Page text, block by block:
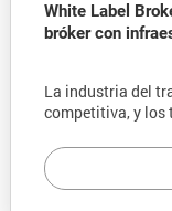
White Label
bróker con
La industria del
competitiva, y los